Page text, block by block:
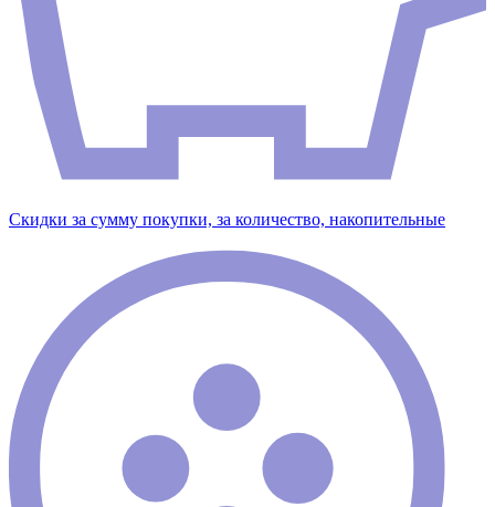
Скидки за сумму покупки, за количество, накопительные